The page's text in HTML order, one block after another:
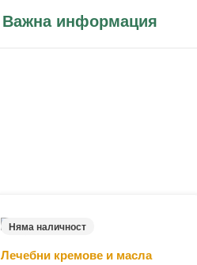
Важна информация
Няма наличност
Лечебни кремове и масла